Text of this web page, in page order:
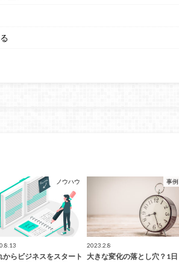
ノウハウ
からビジネスをスタート
事例
2023.2.8
大きな変化の落とし穴？1日